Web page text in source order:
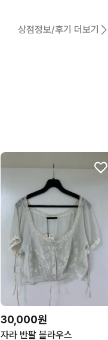
상점정보/후기 더보기
30,000원
자라 반팔 블라우스